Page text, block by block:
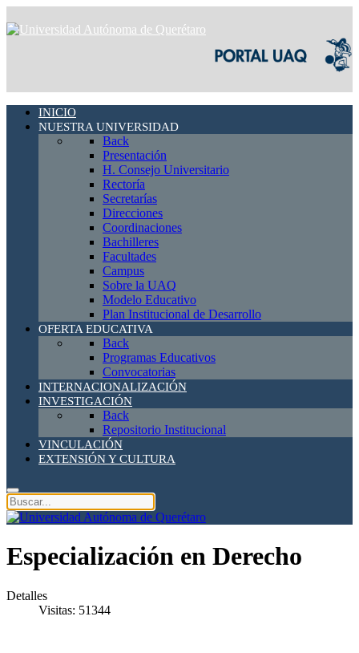
INICIO
NUESTRA UNIVERSIDAD
Back
Presentación
H. Consejo Universitario
Rectoría
Secretarías
Direcciones
Coordinaciones
Bachilleres
Facultades
Campus
Sobre la UAQ
Modelo Educativo
Plan Institucional de Desarrollo
OFERTA EDUCATIVA
Back
Programas Educativos
Convocatorias
INTERNACIONALIZACIÓN
INVESTIGACIÓN
Back
Repositorio Institucional
VINCULACIÓN
EXTENSIÓN Y CULTURA
Especialización en Derecho
Detalles
Visitas: 51344